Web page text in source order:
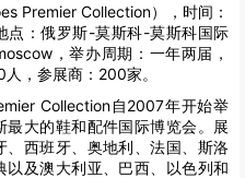
Premier Collection），时间：
：俄罗斯-莫斯科-莫斯科国际
，举办周期：一年两届，
，参展商：200家。
Collection自2007年开始举
大的鞋和配件国际博览会。展
西班牙、奥地利、法国、斯洛
及澳大利亚、巴西、以色列和